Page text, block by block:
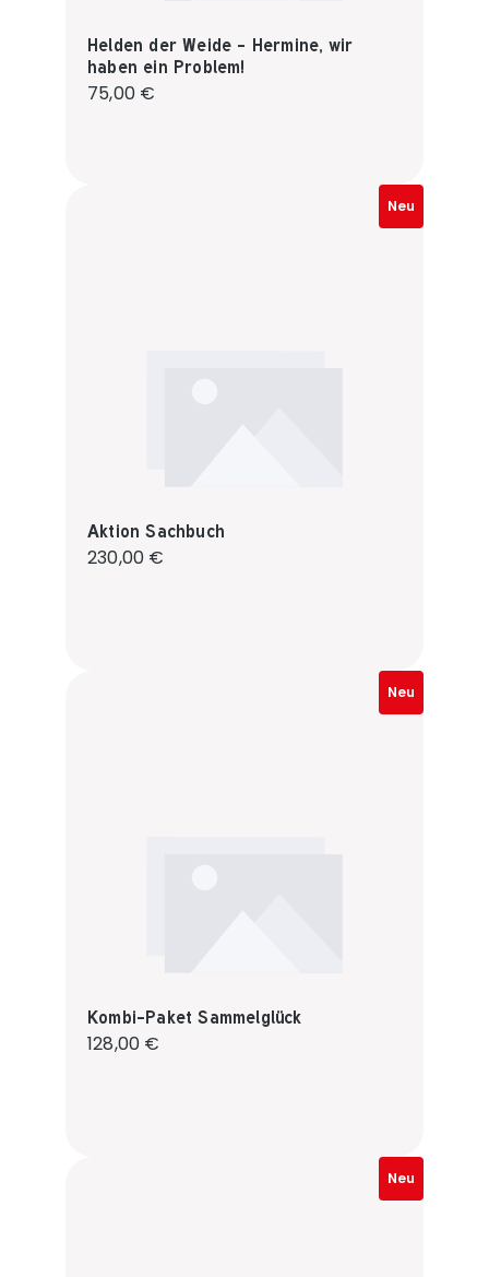
Helden der Weide - Hermine, wir
haben ein Problem!
Regulärer Preis:
75,00 €
Neu
Aktion Sachbuch
Regulärer Preis:
230,00 €
Neu
Kombi-Paket Sammelglück
Regulärer Preis:
128,00 €
Neu